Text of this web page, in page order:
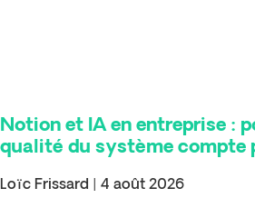
Notion et IA en entreprise :
qualité du système compte
Loïc Frissard 4 août 2026